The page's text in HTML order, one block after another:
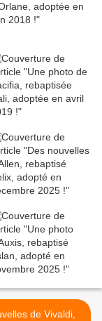
de Vivaldi,